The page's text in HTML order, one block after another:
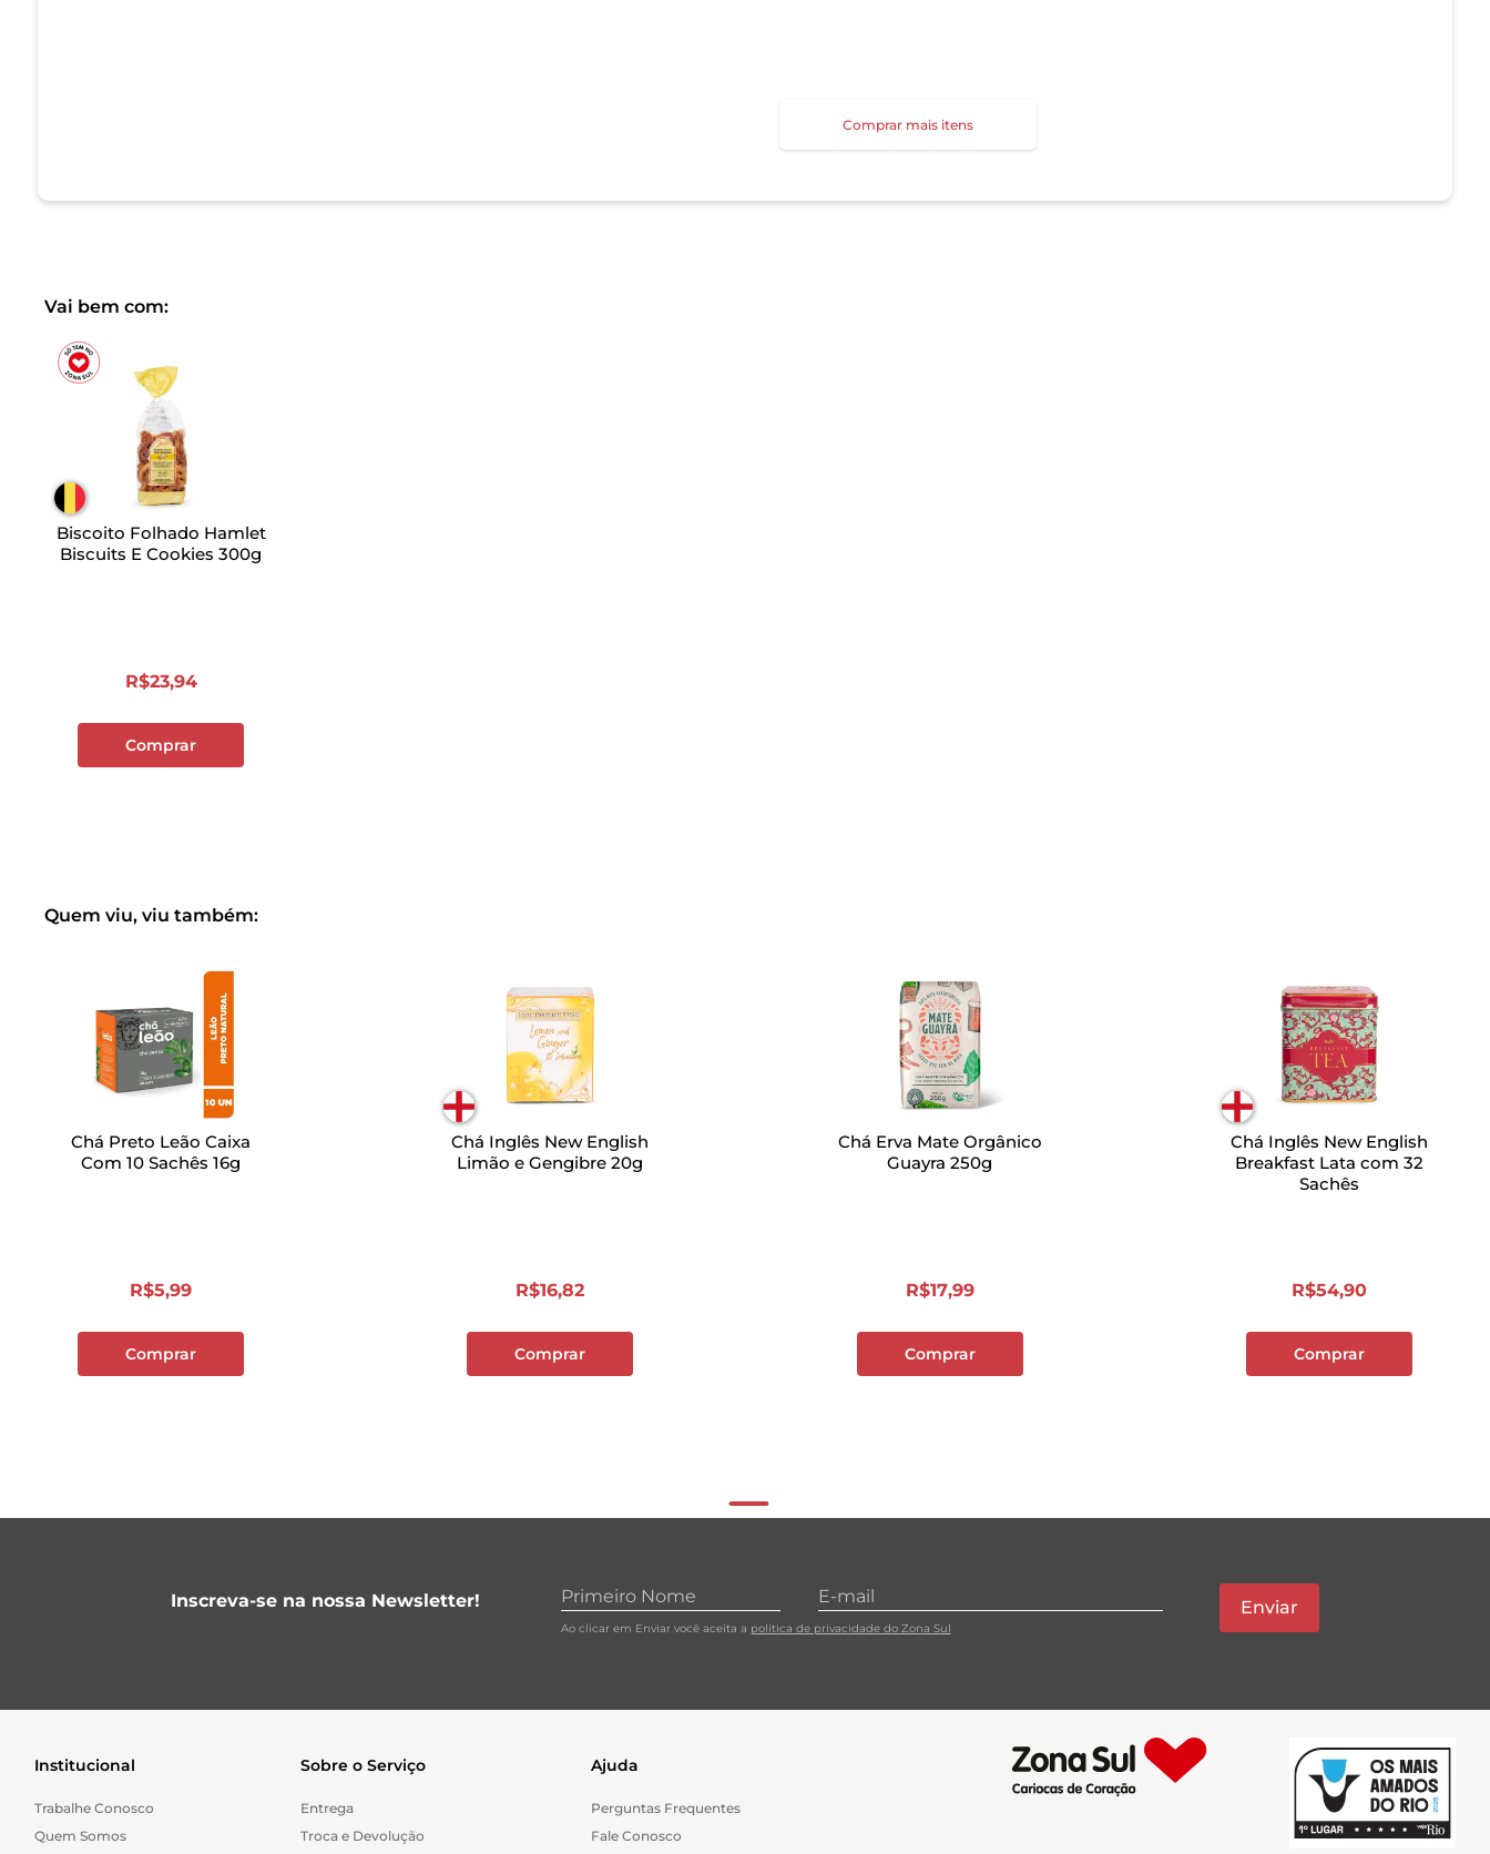
Comprar mais itens
Vai bem com:
Biscoito Folhado Hamlet
Biscuits E Cookies 300g
R$23,94
Comprar
Quem viu, viu também:
Chá Preto Leão Caixa
Com 10 Sachês 16g
R$5,99
Comprar
Chá Inglês New English
Limão e Gengibre 20g
R$16,82
Comprar
Chá Erva Mate Orgânico
Guayra 250g
R$17,99
Comprar
Chá Inglês New English
Breakfast Lata com 32
Sachês
R$54,90
Comprar
Inscreva-se na nossa Newsletter!
Ao clicar em Enviar você aceita a política de privacidade do Zona Sul
Enviar
Institucional
Trabalhe Conosco
Quem Somos
Sobre o Serviço
Entrega
Troca e Devolução
Ajuda
Perguntas Frequentes
Fale Conosco